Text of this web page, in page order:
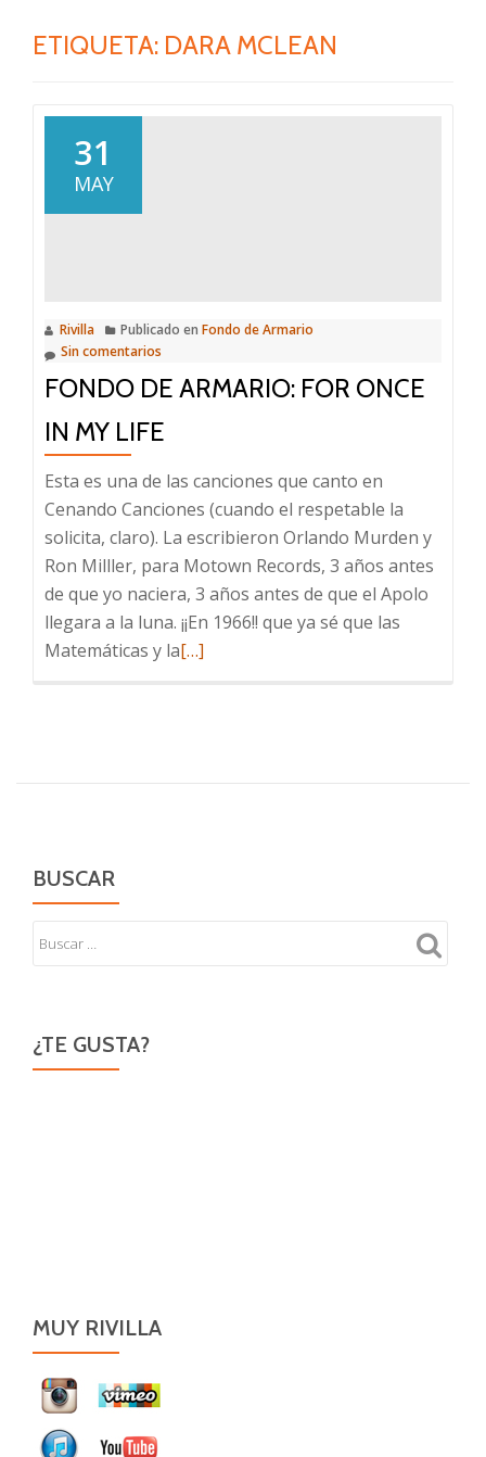
ETIQUETA: DARA MCLEAN
31
MAY
Rivilla Publicado en Fondo de Armario
Sin comentarios
FONDO DE ARMARIO: FOR ONCE
IN MY LIFE
Esta es una de las canciones que canto en
Cenando Canciones (cuando el respetable la
solicita, claro). La escribieron Orlando Murden y
Ron Milller, para Motown Records, 3 años antes
de que yo naciera, 3 años antes de que el Apolo
llegara a la luna. ¡¡En 1966!! que ya sé que las
Matemáticas y laLeer
Armario:
[…]
BUSCAR
¿TE GUSTA?
MUY RIVILLA